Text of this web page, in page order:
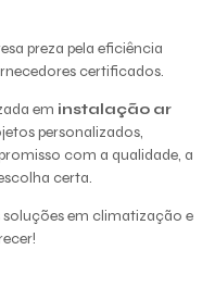
preza pela eficiência
certificados.
em instalação ar
personalizados,
com a qualidade, a
certa.
em climatização e